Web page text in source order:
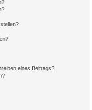
eines Beitrags?